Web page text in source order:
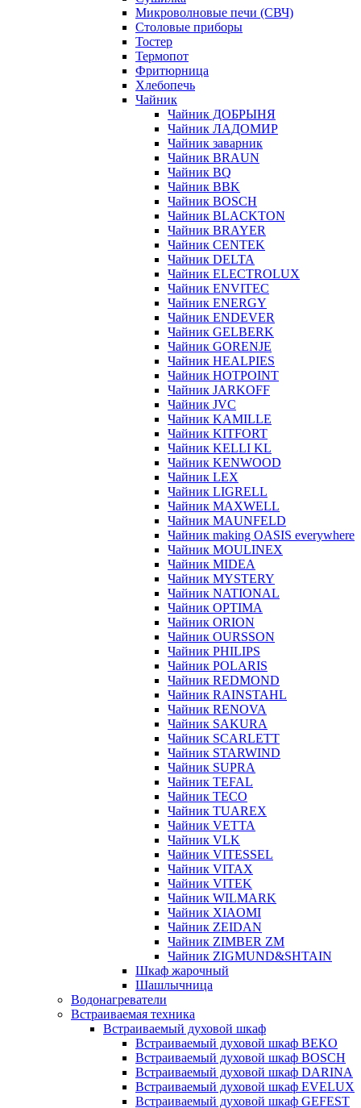
Микроволновые печи (СВЧ)
Столовые приборы
Тостер
Термопот
Фритюрница
Хлебопечь
Чайник
Чайник ДОБРЫНЯ
Чайник ЛАДОМИР
Чайник заварник
Чайник BRAUN
Чайник BQ
Чайник BBK
Чайник BOSCH
Чайник BLACKTON
Чайник BRAYER
Чайник CENTEK
Чайник DELTA
Чайник ELECTROLUX
Чайник ENVITEC
Чайник ENERGY
Чайник ENDEVER
Чайник GELBERK
Чайник GORENJE
Чайник HEALPIES
Чайник HOTPOINT
Чайник JARKOFF
Чайник JVC
Чайник KAMILLE
Чайник KITFORT
Чайник KELLI KL
Чайник KENWOOD
Чайник LEX
Чайник LIGRELL
Чайник MAXWELL
Чайник MAUNFELD
Чайник making OASIS everywhere
Чайник MOULINEX
Чайник MIDEA
Чайник MYSTERY
Чайник NATIONAL
Чайник OPTIMA
Чайник ORION
Чайник OURSSON
Чайник PHILIPS
Чайник POLARIS
Чайник REDMOND
Чайник RAINSTAHL
Чайник RENOVA
Чайник SAKURA
Чайник SCARLETT
Чайник STARWIND
Чайник SUPRA
Чайник TEFAL
Чайник TECO
Чайник TUAREX
Чайник VETTA
Чайник VLK
Чайник VITESSEL
Чайник VITAX
Чайник VITEK
Чайник WILMARK
Чайник XIAOMI
Чайник ZEIDAN
Чайник ZIMBER ZM
Чайник ZIGMUND&SHTAIN
Шкаф жарочный
Шашлычница
Водонагреватели
Встраиваемая техника
Встраиваемый духовой шкаф
Встраиваемый духовой шкаф BEKO
Встраиваемый духовой шкаф BOSCH
Встраиваемый духовой шкаф DARINA
Встраиваемый духовой шкаф EVELUX
Встраиваемый духовой шкаф GEFEST